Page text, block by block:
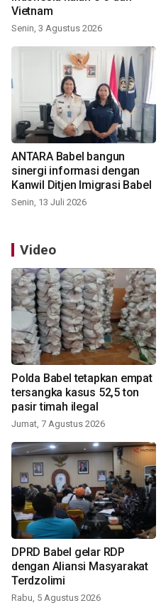
Vietnam
Senin, 3 Agustus 2026
ANTARA Babel bangun
sinergi informasi dengan
Kanwil Ditjen Imigrasi Babel
Senin, 13 Juli 2026
Video
Polda Babel tetapkan empat
tersangka kasus 52,5 ton
pasir timah ilegal
Jumat, 7 Agustus 2026
DPRD Babel gelar RDP
dengan Aliansi Masyarakat
Terdzolimi
Rabu, 5 Agustus 2026